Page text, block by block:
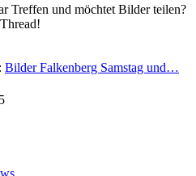
Treffen und möchtet Bilder teilen?
Bilder Falkenberg Samstag und…